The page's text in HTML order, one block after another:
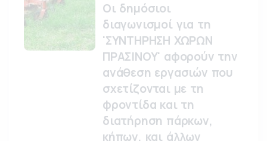
Οι δημόσιοι
διαγωνισμοί για τη
'ΣΥΝΤΗΡΗΣΗ ΧΩΡΩΝ
ΠΡΑΣΙΝΟΥ' αφορούν την
ανάθεση εργασιών που
σχετίζονται με τη
φροντίδα και τη
διατήρηση πάρκων,
κήπων, και άλλων